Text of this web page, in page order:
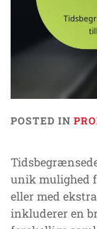
POSTED IN
unik mulighed
eller med
inkluderer en